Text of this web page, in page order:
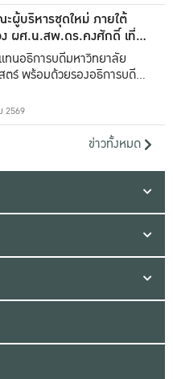
ผู้บริหารชุดใหม่ ภายใต้
ผศ.น.สพ.ดร.คงศักดิ์ เที่ยง
ทนอธิการบดีมหาวิทยาลัย
ตร์ พร้อมด้วยรองอธิการบดีทั้ง
2569
ข่าวทั้งหมด